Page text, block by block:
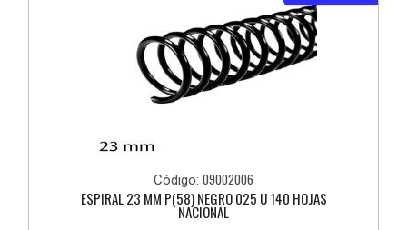
Código: 09002006
ESPIRAL 23 MM P(58) NEGRO 025 U 140 HOJAS
NACIONAL